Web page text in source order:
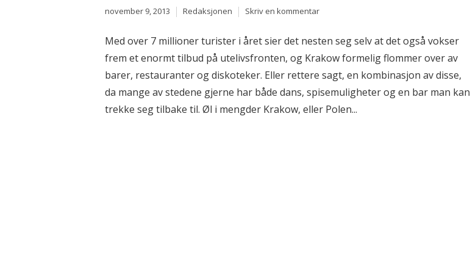
november 9, 2013 Redaksjonen Skriv en kommentar
Med over 7 millioner turister i året sier det nesten seg selv at det også vokser
frem et enormt tilbud på utelivsfronten, og Krakow formelig flommer over av
barer, restauranter og diskoteker. Eller rettere sagt, en kombinasjon av disse,
da mange av stedene gjerne har både dans, spisemuligheter og en bar man kan
trekke seg tilbake til. Øl i mengder Krakow, eller Polen...